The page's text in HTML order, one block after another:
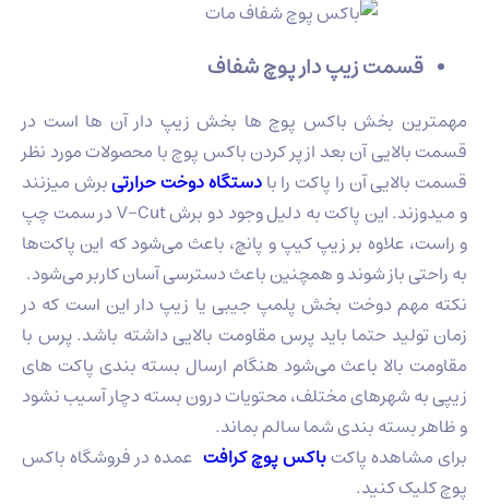
قسمت زیپ دار پوچ شفاف
مهمترین بخش باکس پوچ ها بخش زیپ دار آن ها است در
قسمت بالایی آن بعد از پر کردن باکس پوچ با محصولات مورد نظر
قسمت بالایی آن را پاکت را بادستگاه دوخت حرارتیبرش میزنند
و میدوزند. این پاکت به دلیل وجود دو برش V-Cut در سمت چپ
و راست، علاوه بر زیپ کیپ و پانچ، باعث می‌شود که این پاکت‌ها
به راحتی باز شوند و همچنین باعث دسترسی آسان کاربر می‌شود.
نکته مهم دوخت بخش پلمپ جیبی یا زیپ دار این است که در
زمان تولید حتما باید پرس مقاومت بالایی داشته باشد. پرس با
مقاومت بالا باعث می‌شود هنگام ارسال بسته بندی پاکت های
زیپی به شهرهای مختلف، محتویات درون بسته دچار آسیب نشود
و ظاهر بسته بندی شما سالم بماند.
برای مشاهده پاکتباکس پوچ کرافتعمده در فروشگاه باکس
پوچ کلیک کنید.